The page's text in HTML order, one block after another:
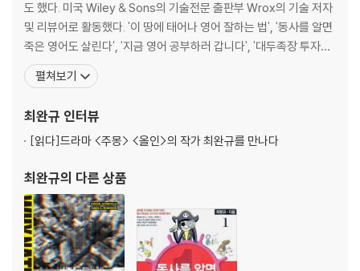
도 했다. 미국 Wiley & Sons의 기술전문 출판부 Wrox의 기술 저자
및 리뷰어로 활동했다. '이 땅에 태어나 영어 잘하는 법', '동사를 알면
죽은 영어도 살린다', '지금 영어 공부하러 갑니다', '대두족장 투자병
법' 등을 집필하였으며, '내 친구 헨리', '모드 씨의 비밀노트', '확신하
는 그 순간에 다시 생각하라' , '차이의 붕괴', '기업, 마음을 경영하라',
펼쳐보기
최완규 인터뷰
[읽다]드라마 <주몽> <올인>의 작가 최완규를 만나다
최완규의 다른 상품